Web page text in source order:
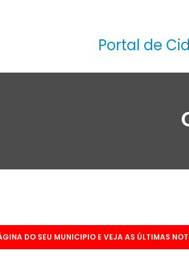
Portal de
DO SEU MUNICIPIO E VEJA AS ÚLTIMAS